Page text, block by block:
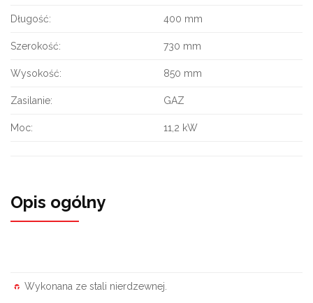
Długość: 400 mm
Szerokość: 730 mm
Wysokość: 850 mm
Zasilanie: GAZ
Moc: 11,2 kW
Opis ogólny
Wykonana ze stali nierdzewnej.